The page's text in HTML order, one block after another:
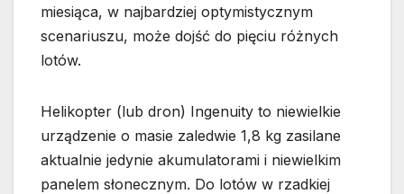
miesiąca, w najbardziej optymistycznym
scenariuszu, może dojść do pięciu różnych
lotów.
Helikopter (lub dron) Ingenuity to niewielkie
urządzenie o masie zaledwie 1,8 kg zasilane
aktualnie jedynie akumulatorami i niewielkim
panelem słonecznym. Do lotów w rzadkiej